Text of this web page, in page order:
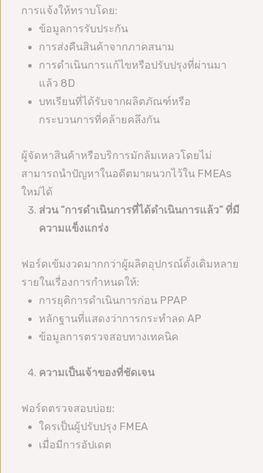
การแจ้งให้ทราบโดย:
ข้อมูลการรับประกัน
การส่งคืนสินค้าจากภาคสนาม
การดำเนินการแก้ไขหรือปรับปรุงที่ผ่านมา
แล้ว 8D
บทเรียนที่ได้รับจากผลิตภัณฑ์หรือ
กระบวนการที่คล้ายคลึงกัน
ผู้จัดหาสินค้าหรือบริการมักล้มเหลวโดยไม่
สามารถนำปัญหาในอดีตมาผนวกไว้ใน FMEAs
ใหม่ได้
ส่วน “การดำเนินการที่ได้ดำเนินการแล้ว” ที่มี
ความแข็งแกร่ง
ฟอร์ดเข้มงวดมากกว่าผู้ผลิตอุปกรณ์ดั้งเดิมหลาย
รายในเรื่องการกำหนดให้:
การยุติการดำเนินการก่อน PPAP
หลักฐานที่แสดงว่าการกระทำลด AP
ข้อมูลการตรวจสอบทางเทคนิค
ความเป็นเจ้าของที่ชัดเจน
ฟอร์ดตรวจสอบบ่อย:
ใครเป็นผู้ปรับปรุง FMEA
เมื่อมีการอัปเดต